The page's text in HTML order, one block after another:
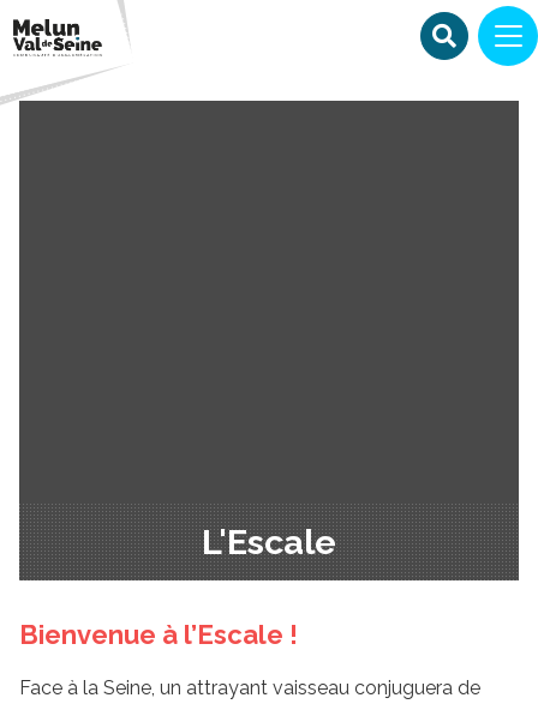
L'Escale
Bienvenue à l’Escale !
Face à la Seine, un attrayant vaisseau conjuguera de